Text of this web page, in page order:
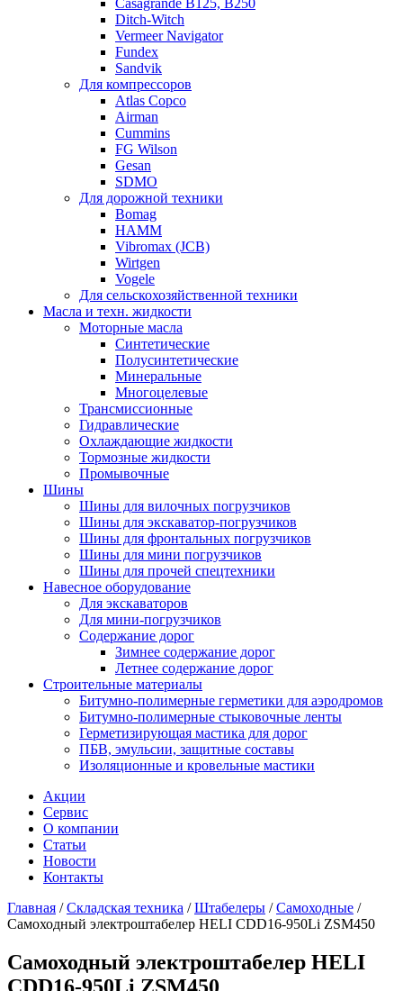
Ditch-Witch
Vermeer Navigator
Fundex
Sandvik
Для компрессоров
Atlas Copco
Airman
Cummins
FG Wilson
Gesan
SDMO
Для дорожной техники
Bomag
HAMM
Vibromax (JCB)
Wirtgen
Vogele
Для сельскохозяйственной техники
Масла и техн. жидкости
Моторные масла
Синтетические
Полусинтетические
Минеральные
Многоцелевые
Трансмиссионные
Гидравлические
Охлаждающие жидкости
Тормозные жидкости
Промывочные
Шины
Шины для вилочных погрузчиков
Шины для экскаватор-погрузчиков
Шины для фронтальных погрузчиков
Шины для мини погрузчиков
Шины для прочей спецтехники
Навесное оборудование
Для экскаваторов
Для мини-погрузчиков
Содержание дорог
Зимнее содержание дорог
Летнее содержание дорог
Строительные материалы
Битумно-полимерные герметики для аэродромов
Битумно-полимерные стыковочные ленты
Герметизирующая мастика для дорог
ПБВ, эмульсии, защитные составы
Изоляционные и кровельные мастики
Акции
Сервис
О компании
Статьи
Новости
Контакты
Главная /Складская техника /Штабелеры /Самоходные /
Самоходный электроштабелер HELI CDD16-950Li ZSM450
Самоходный электроштабелер HELI
CDD16-950Li ZSM450